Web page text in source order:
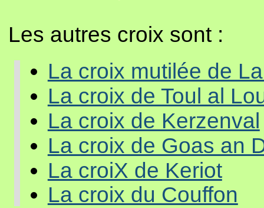
Les autres croix sont :
La croix mutilée de
La croix de Toul al
La croix de Kerzenval
La croix de Goas an
La croiX de Keriot
La croix du Couffon